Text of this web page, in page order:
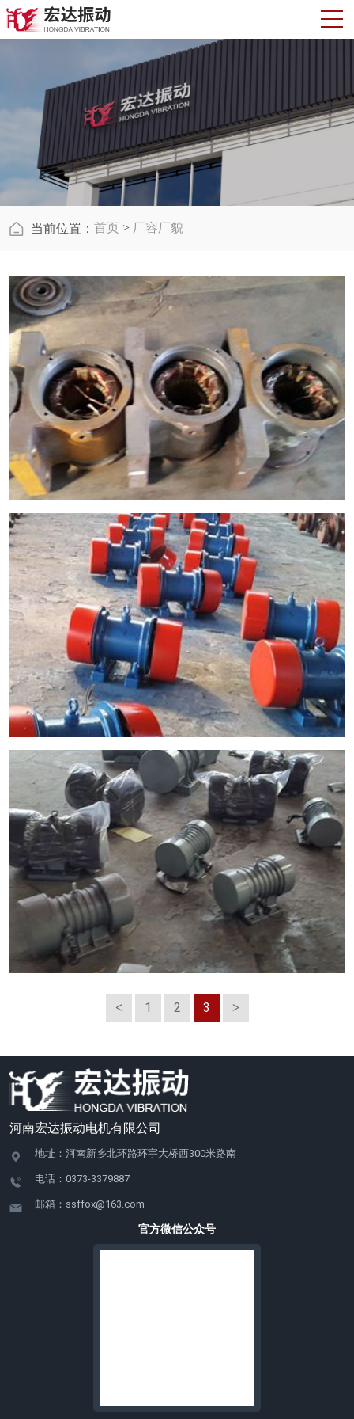
当前位置： 首页 > 厂容厂貌
1 2 3
河南宏达振动电机有限公司
地址：河南新乡北环路环宇大桥西300米路南
电话：0373-3379887
邮箱：ssffox@163.com
官方微信公众号